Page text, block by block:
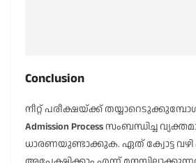
Conclusion
നീറ്റ് പരീക്ഷയ്ക്ക്
Admission Processസംബന്ധിച്ച
ധാരണയുണ്ടാക്കുക. ഏത് ക്വോട്ട